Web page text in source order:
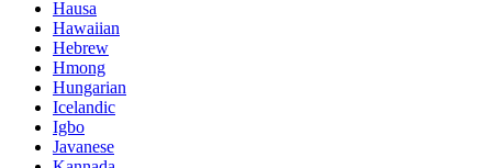
Hausa
Hawaiian
Hebrew
Hmong
Hungarian
Icelandic
Igbo
Javanese